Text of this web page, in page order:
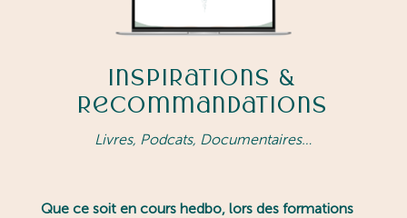
Inspirations &
Recommandations
Livres, Podcats, Documentaires…
Que ce soit en cours hedbo, lors des formations